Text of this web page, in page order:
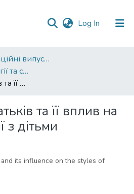
Log In (current)
01. Кваліфікаційні випускні роботи здобувачів вищої освіти
Факультет психології та соціальної роботи
Особистість батьків та її вплив на стилі взаємодії з дітьми
та її вплив на
з дітьми
its influence on the styles of